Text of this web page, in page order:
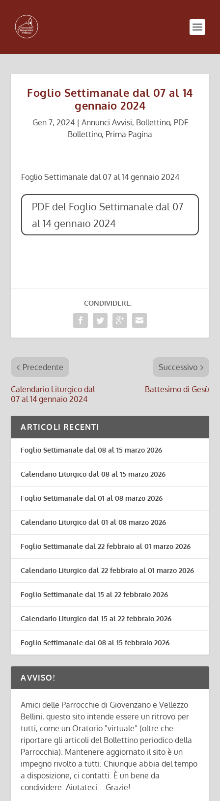
Foglio Settimanale dal 07 al 14
gennaio 2024
Gen 7, 2024| Annunci Avvisi, Bollettino, PDF
Bollettino, Prima Pagina
Foglio Settimanale dal 07 al 14 gennaio 2024
PDF del Foglio Settimanale dal 07
al 14 gennaio 2024
CONDIVIDERE:
Precedente
Calendario Liturgico dal
07 al 14 gennaio 2024
Successivo
Battesimo di Gesù
ARTICOLI RECENTI
Foglio Settimanale dal 08 al 15 marzo 2026
Calendario Liturgico dal 08 al 15 marzo 2026
Foglio Settimanale dal 01 al 08 marzo 2026
Calendario Liturgico dal 01 al 08 marzo 2026
Foglio Settimanale dal 22 febbraio al 01 marzo 2026
Calendario Liturgico dal 22 febbraio al 01 marzo 2026
Foglio Settimanale dal 15 al 22 febbraio 2026
Calendario Liturgico dal 15 al 22 febbraio 2026
Foglio Settimanale dal 08 al 15 febbraio 2026
AVVISO!
Amici delle Parrocchie di Giovenzano e Vellezzo
Bellini, questo sito intende essere un ritrovo per
tutti, come un Oratorio "virtuale" (oltre che
riportare gli articoli del Bollettino periodico della
Parrocchia). Mantenere aggiornato il sito è un
impegno rivolto a tutti. Chiunque abbia del tempo
a disposizione, ci contatti. È un bene da
condividere. Aiutateci... Grazie!